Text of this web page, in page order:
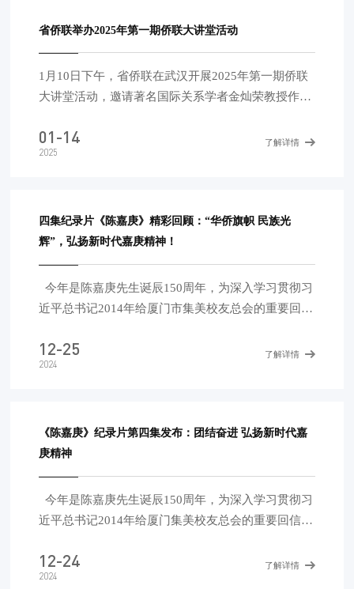
省侨联举办2025年第一期侨联大讲堂活动
1月10日下午，省侨联在武汉开展2025年第一期侨联
大讲堂活动，邀请著名国际关系学者金灿荣教授作题
报告。省侨联党组书记冯伟，党组成员、副主席兼秘
书长侯继文出席活动，省侨联机关、武汉市侨联系
由省侨联党组成员、副主席王慧萍主持。 当前百年
未有之大变局加速演进，全球不确定、不稳定、难预
料因素增多。金教授围绕百年变局、中美关系和中国
的应对策略等几个方面，分析了世界加速变化的现
状，阐释了“百年未有之大变局”的
01-14
2025
了解详情
四集纪录片《陈嘉庚》精彩回顾：“华侨旗帜 民族光
辉”，弘扬新时代嘉庚精神！
今年是陈嘉庚先生诞辰150周年，为深入学习贯彻习
近平总书记2014年给厦门市集美校友总会的重要回信
海外网拍摄制作了四集纪录片《陈嘉庚》。该片通过
讲述陈嘉庚先生捐资助学、兴办教育，团结海内外侨
和海外侨胞深怀爱国之情、坚守报国之志，同祖国人
民一道不懈奋斗，共圆民族复兴之梦!
12-25
2024
了解详情
《陈嘉庚》纪录片第四集发布：团结奋进 弘扬新时代嘉
庚精神
今年是陈嘉庚先生诞辰150周年，为深入学习贯彻习
近平总书记2014年给厦门集美校友总会的重要回信精
的强大力量，中国侨联指导人民日报海外网拍摄制作
了四集纪录片《陈嘉庚》。第四集《团结奋进》讲述
12-24
2024
了解详情